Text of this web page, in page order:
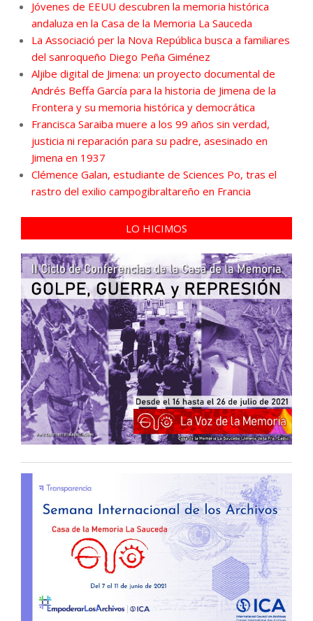
Jóvenes de EEUU descubren la memoria histórica
andaluza en la Casa de la Memoria La Sauceda
La Associació per la Nova República busca a familiares
del sanroqueño Diego Peña Giménez
Aljibe digital de Jimena: un proyecto documental de
Andrés Beffa García para la historia de Jimena de la
Frontera y su memoria histórica y democrática
Francisca Saraiba muere a los 99 años sin verdad,
justicia ni reparación para su padre, asesinado en
Jimena en 1937
Clémence Galan, estudiante de Sciences Po, tras el
rastro del exilio campogibraltareño en Francia
LO HICIMOS